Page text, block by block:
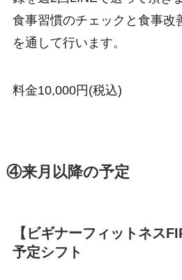
食事習慣のチェックと食事改
を通して行います。
料金10,000円(税込)
④来月以降の予定
【ビギナーフィットネス
予定シフト